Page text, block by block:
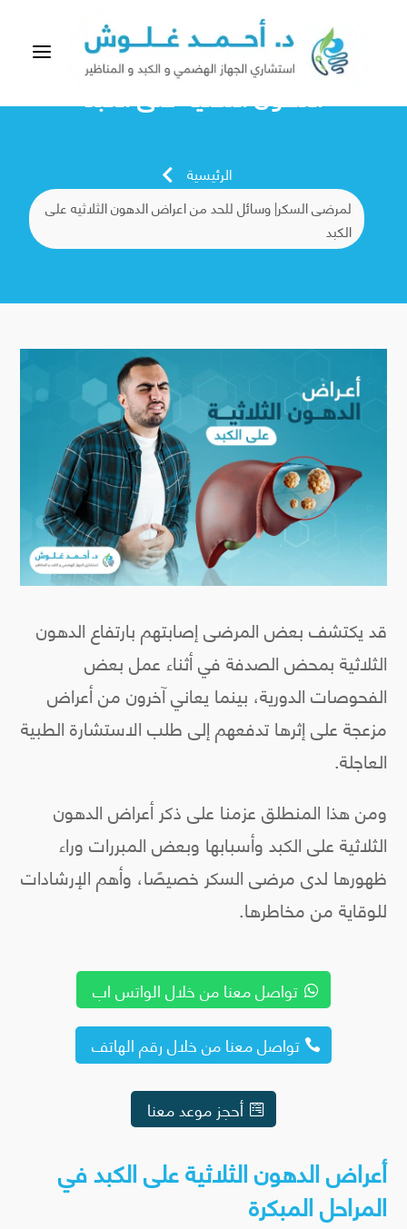
a
لمرضى السكر| وسائل للحد من اعراض
الدهون الثلاثيه على الكبد
الرئيسية 
لمرضى السكر| وسائل للحد من اعراض الدهون الثلاثيه على
الكبد
قد يكتشف بعض المرضى إصابتهم بارتفاع الدهون
الثلاثية بمحض الصدفة في أثناء عمل بعض
الفحوصات الدورية، بينما يعاني آخرون من أعراض
مزعجة على إثرها تدفعهم إلى طلب الاستشارة الطبية
العاجلة.
ومن هذا المنطلق عزمنا على ذكر أعراض الدهون
الثلاثية على الكبد وأسبابها وبعض المبررات وراء
ظهورها لدى مرضى السكر خصيصًا، وأهم الإرشادات
للوقاية من مخاطرها.
تواصل معنا من خلال الواتس اب
تواصل معنا من خلال رقم الهاتف
أحجز موعد معنا
أعراض الدهون الثلاثية على الكبد في
المراحل المبكرة